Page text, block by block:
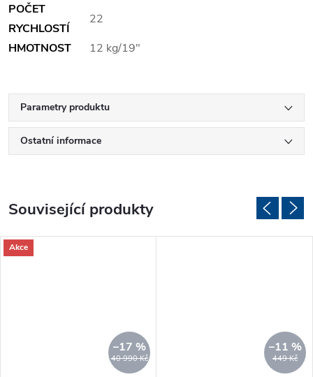
POČET
RYCHLOSTÍ
22
HMOTNOST
12 kg/19"
Parametry produktu
Ostatní informace
Související produkty
Akce
40 990 Kč
–17 %
449 Kč
–11 %